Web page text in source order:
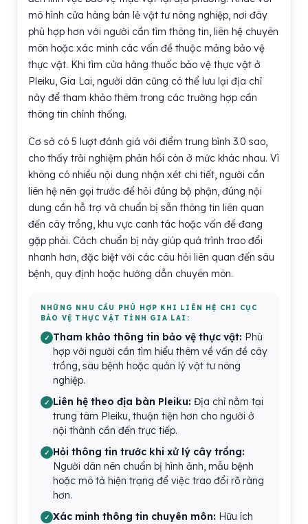
mô hình cửa hàng bán lẻ vật tư nông nghiệp, nơi đây
phù hợp hơn với người cần tìm thông tin, liên hệ chuyên
môn hoặc xác minh các vấn đề thuộc mảng bảo vệ
thực vật. Khi tìm cửa hàng thuốc bảo vệ thực vật ở
Pleiku, Gia Lai, người dân cũng có thể lưu lại địa chỉ
này để tham khảo thêm trong các trường hợp cần
thông tin chính thống.
Cơ sở có 5 lượt đánh giá với điểm trung bình 3.0 sao,
cho thấy trải nghiệm phản hồi còn ở mức khác nhau. Vì
không có nhiều nội dung nhận xét chi tiết, người cần
liên hệ nên gọi trước để hỏi đúng bộ phận, đúng nội
dung cần hỗ trợ và chuẩn bị sẵn thông tin liên quan
đến cây trồng, khu vực canh tác hoặc vấn đề đang
gặp phải. Cách chuẩn bị này giúp quá trình trao đổi
nhanh hơn, đặc biệt với các câu hỏi liên quan đến sâu
bệnh, quy định hoặc hướng dẫn chuyên môn.
NHỮNG NHU CẦU PHÙ HỢP KHI LIÊN HỆ CHI CỤC
BẢO VỆ THỰC VẬT TỈNH GIA LAI:
Tham khảo thông tin bảo vệ thực vật: Phù
hợp với người cần tìm hiểu thêm về vấn đề cây
trồng, sâu bệnh hoặc quản lý vật tư nông
nghiệp.
Liên hệ theo địa bàn Pleiku: Địa chỉ nằm tại
trung tâm Pleiku, thuận tiện hơn cho người ở
nội thành cần đến trực tiếp.
Hỏi thông tin trước khi xử lý cây trồng:
Người dân nên chuẩn bị hình ảnh, mẫu bệnh
hoặc mô tả hiện trạng để việc trao đổi rõ ràng
hơn.
Xác minh thông tin chuyên môn: Hữu ích